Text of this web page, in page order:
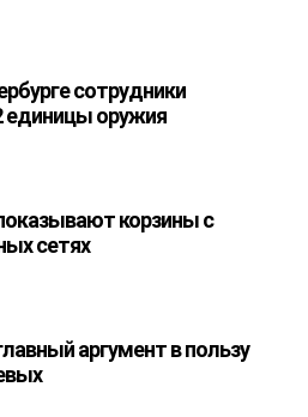
сотрудники
единицы оружия
корзины с
сетях
аргумент в пользу